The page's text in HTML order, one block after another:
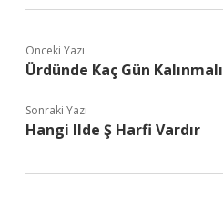
Önceki Yazı
Ürdünde Kaç Gün Kalınmalı
Sonraki Yazı
Hangi Ilde Ş Harfi Vardır